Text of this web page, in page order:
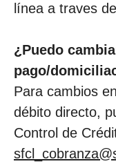
línea a traves
¿Puedo
pago/
Para cambios
débito directo,
Control de